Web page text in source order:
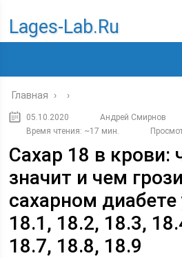
Lages-Lab.ru
Главная › ›
05.10.2020
Андрей Смирнов
Время чтения: ~17 мин.
Сахар 18 в крови:
значит и чем
сахарном диабете
18.1, 18.2, 18.3,
18.7, 18.8, 18.9